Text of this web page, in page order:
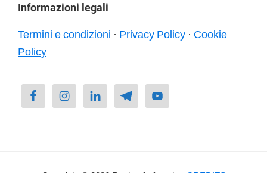
Informazioni legali
Termini e condizioni · Privacy Policy · Cookie
Policy